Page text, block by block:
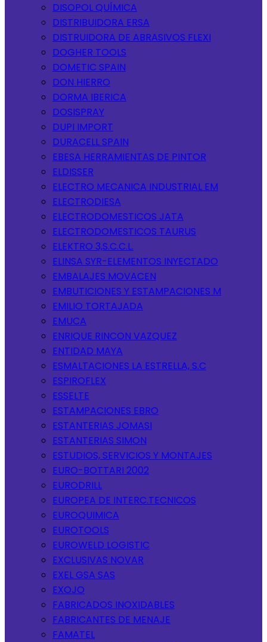
DISOPOL QUÍMICA
DISTRIBUIDORA ERSA
DISTRUIDORA DE ABRASIVOS FLEXI
DOGHER TOOLS
DOMETIC SPAIN
DON HIERRO
DORMA IBERICA
DOSISPRAY
DUPI IMPORT
DURACELL SPAIN
EBESA HERRAMIENTAS DE PINTOR
ELDISSER
ELECTRO MECANICA INDUSTRIAL EM
ELECTRODIESA
ELECTRODOMESTICOS JATA
ELECTRODOMESTICOS TAURUS
ELEKTRO 3,S.C.C.L.
ELINSA SYR-ELEMENTOS INYECTADO
EMBALAJES MOVACEN
EMBUTICIONES Y ESTAMPACIONES M
EMILIO TORTAJADA
EMUCA
ENRIQUE RINCON VAZQUEZ
ENTIDAD MAYA
ESMALTACIONES LA ESTRELLA, S.C
ESPIROFLEX
ESSELTE
ESTAMPACIONES EBRO
ESTANTERIAS JOMASI
ESTANTERIAS SIMON
ESTUDIOS, SERVICIOS Y MONTAJES
EURO-BOTTARI 2002
EURODRILL
EUROPEA DE INTERC.TECNICOS
EUROQUIMICA
EUROTOOLS
EUROWELD LOGISTIC
EXCLUSIVAS NOVAR
EXEL GSA SAS
EXOJO
FABRICADOS INOXIDABLES
FABRICANTES DE MENAJE
FAMATEL